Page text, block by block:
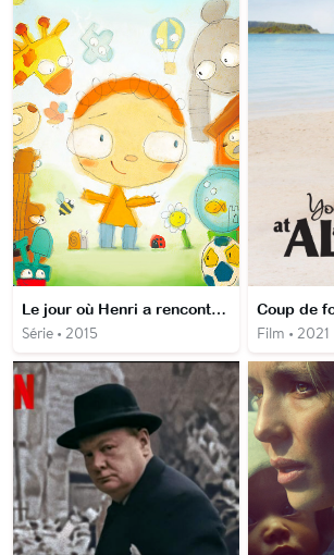
Le jour où Henri a rencontré...
Série • 2015 Film • 2021